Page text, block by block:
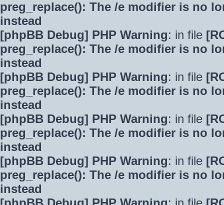
preg_replace(): The /e modifier is no
instead
[phpBB Debug] PHP Warning: in file
preg_replace(): The /e modifier is no
instead
[phpBB Debug] PHP Warning: in file
preg_replace(): The /e modifier is no
instead
[phpBB Debug] PHP Warning: in file
preg_replace(): The /e modifier is no
instead
[phpBB Debug] PHP Warning: in file
preg_replace(): The /e modifier is no
instead